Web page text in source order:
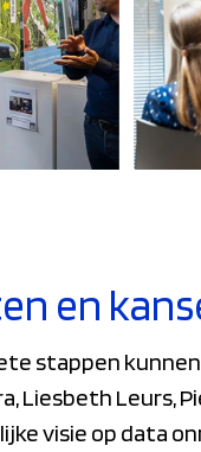
en
stappen
Liesbeth Leurs,
visie op data